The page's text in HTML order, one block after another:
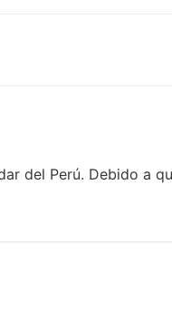
del Perú. Debido a